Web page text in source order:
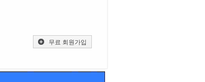
무료 회원가입